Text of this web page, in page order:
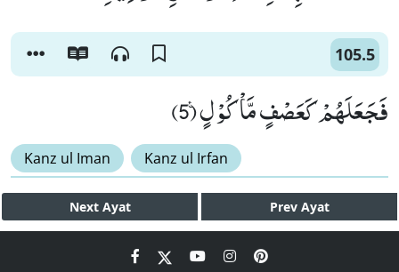
105.5
فَجَعَلَهُمْ كَعَصْفٍ مَّاْكُوْلٍ۠ (5)
Kanz ul Iman Kanz ul Irfan
Next Ayat Prev Ayat